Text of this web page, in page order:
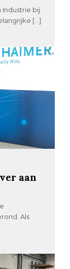
bij
[…]
aan
Als